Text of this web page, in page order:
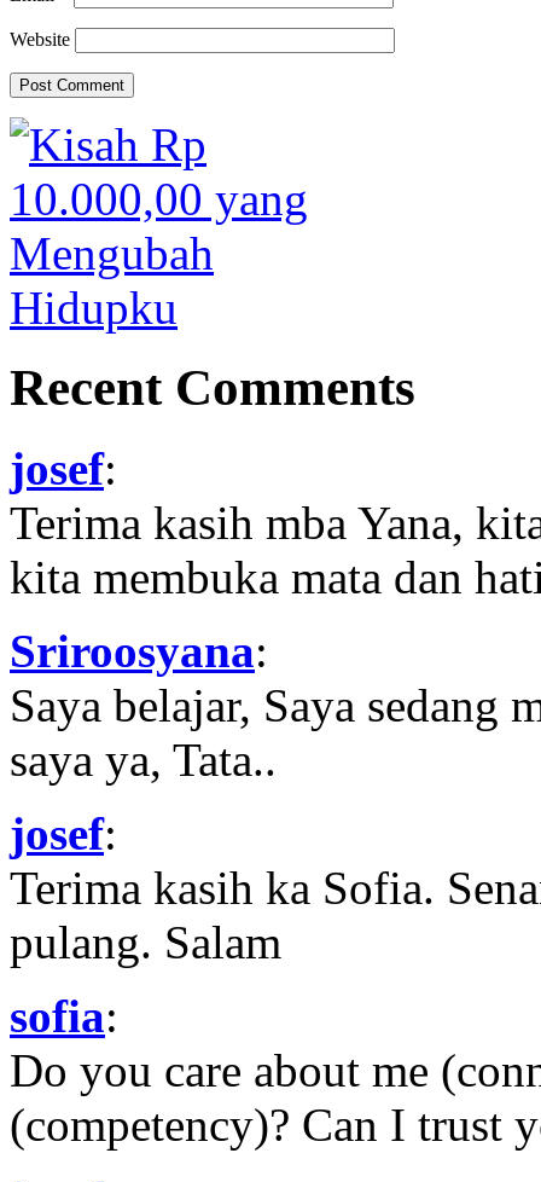
Website
Recent Comments
josef:
Terima kasih mba Yana,
kita membuka mata dan
Sriroosyana:
Saya belajar, Saya sedang
saya ya, Tata..
josef:
Terima kasih ka Sofia.
pulang. Salam
sofia:
Do you care about me
(competency)? Can I trust